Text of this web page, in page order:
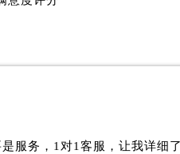
服务，1对1客服，让我详细